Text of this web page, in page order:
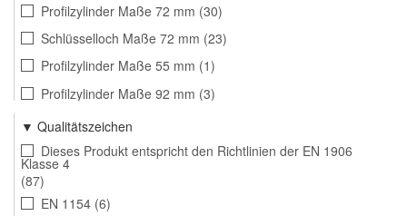
Profilzylinder Maße 72 mm 30
Schlüsselloch Maße 72 mm 23
Profilzylinder Maße 55 mm 1
Profilzylinder Maße 92 mm 3
Toiletten- und Badezimmerverriegelung Maße 78 mm
Diameter 50 mm 1
T model 64 x 19 x 105 mm - L model 64 x 105 x 25 mm
(lxbxh)
1
Qualitätszeichen
Dieses Produkt entspricht den Richtlinien der EN 1906
Klasse 4
87
EN 1154 6